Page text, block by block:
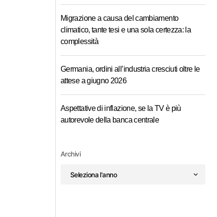
Migrazione a causa del cambiamento
climatico, tante tesi e una sola certezza: la
complessità
Germania, ordini all’industria cresciuti oltre le
attese a giugno 2026
Aspettative di inflazione, se la TV è più
autorevole della banca centrale
Archivi